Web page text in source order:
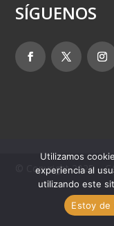
SÍGUENOS
© Copyright 2025 –
Utilizamos
experiencia al
utilizando este
Estoy de